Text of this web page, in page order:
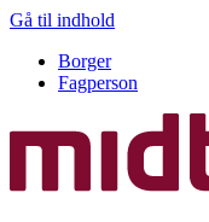
Gå til indhold
Borger
Fagperson